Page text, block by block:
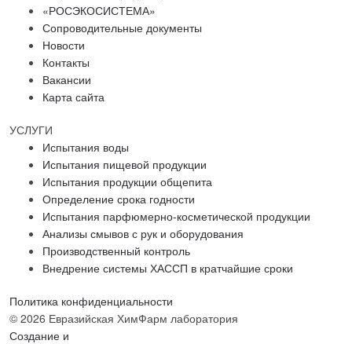
«РОСЭКОСИСТЕМА»
Сопроводительные документы
Новости
Контакты
Вакансии
Карта сайта
УСЛУГИ
Испытания воды
Испытания пищевой продукции
Испытания продукции общепита
Определение срока годности
Испытания парфюмерно-косметической продукции
Анализы смывов с рук и оборудования
Производственный контроль
Внедрение системы ХАССП в кратчайшие сроки
Политика конфиденциальности
© 2026 Евразийская ХимФарм лаборатория
Создание и